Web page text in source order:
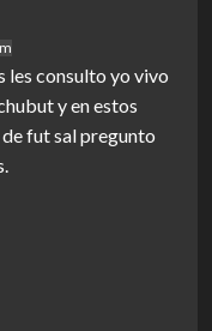
les consulto yo vivo
y en estos
de fut sal pregunto